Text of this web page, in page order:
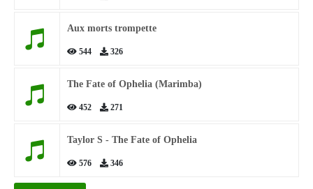
Aux morts trompette
544 326
The Fate of Ophelia (Marimba)
452 271
Taylor S - The Fate of Ophelia
576 346